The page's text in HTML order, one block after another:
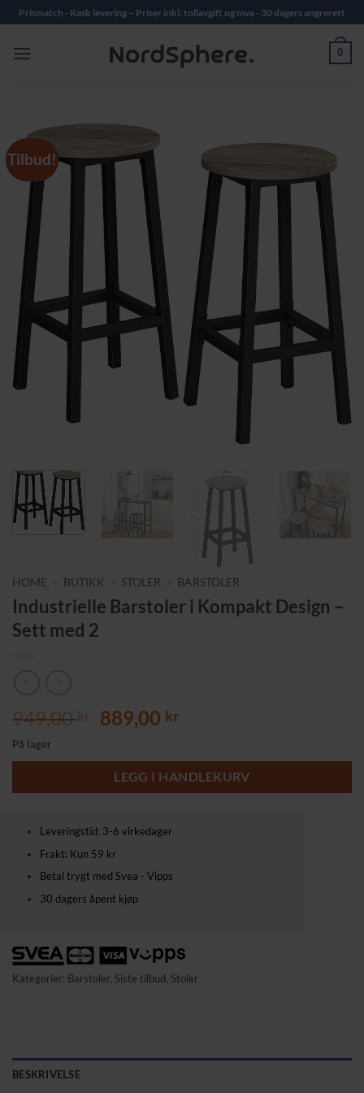
Skip
to
content
Prismatch - Rask levering – Priser inkl. tollavgift og mva - 30 dagers angrerett
0
Tilbud!
HOME BUTIKK STOLER BARSTOLER
Industrielle Barstoler i Kompakt Design –
Sett med 2
949,00kr Opprinnelig
var:
949,00 kr.
889,00 krNåværende
er:
889,00 kr.
På lager
LEGG I HANDLEKURV
Leveringstid: 3-6 virkedager
Frakt: Kun 59 kr
Betal trygt med Svea - Vipps
30 dagers åpent kjøp
Kategorier: Barstoler, Siste tilbud, Stoler
BESKRIVELSE